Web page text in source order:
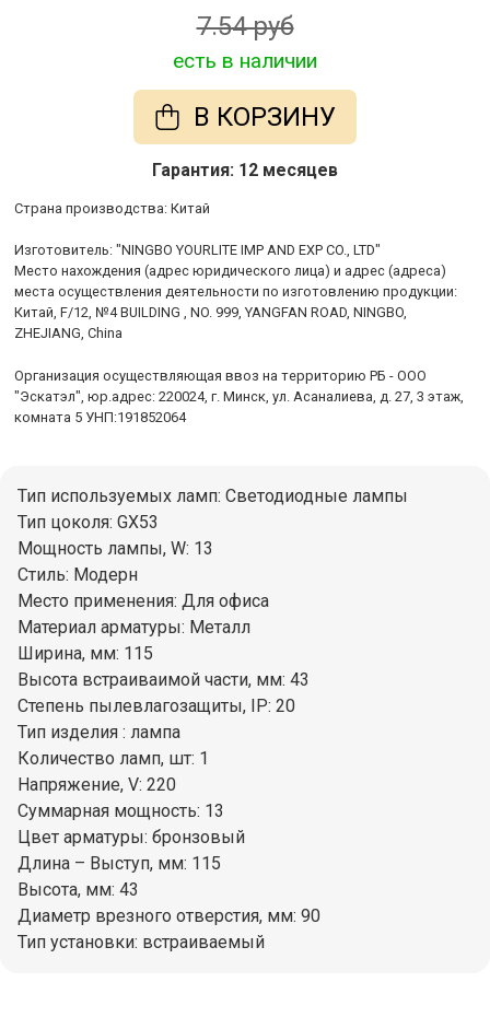
7.54 руб
есть в наличии
В КОРЗИНУ
Гарантия: 12 месяцев
Cтрана производства: Китай
Изготовитель: "NINGBO YOURLITE IMP AND EXP CO., LTD"
Место нахождения (адрес юридического лица) и адрес (адреса)
места осуществления деятельности по изготовлению продукции:
Китай, F/12, №4 BUILDING , NO. 999, YANGFAN ROAD, NINGBO,
ZHEJIANG, China
Организация осуществляющая ввоз на территорию РБ - ООО
"Эскатэл", юр.адрес: 220024, г. Минск, ул. Асаналиева, д. 27, 3 этаж,
комната 5 УНП:191852064
Тип используемых ламп: Светодиодные лампы
Тип цоколя: GX53
Мощность лампы, W: 13
Стиль: Модерн
Место применения: Для офиса
Материал арматуры: Металл
Ширина, мм: 115
Высота встраиваимой части, мм: 43
Степень пылевлагозащиты, IP: 20
Тип изделия : лампа
Количество ламп, шт: 1
Напряжение, V: 220
Суммарная мощность: 13
Цвет арматуры: бронзовый
Длина – Выступ, мм: 115
Высота, мм: 43
Диаметр врезного отверстия, мм: 90
Тип установки: встраиваемый